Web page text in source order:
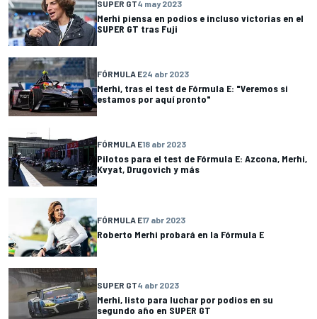
SUPER GT4 may 2023
Merhi piensa en podios e incluso victorias en el
SUPER GT tras Fuji
FÓRMULA E24 abr 2023
Merhi, tras el test de Fórmula E: "Veremos si
estamos por aquí pronto"
FÓRMULA E18 abr 2023
Pilotos para el test de Fórmula E: Azcona, Merhi,
Kvyat, Drugovich y más
FÓRMULA E17 abr 2023
Roberto Merhi probará en la Fórmula E
SUPER GT4 abr 2023
Merhi, listo para luchar por podios en su
segundo año en SUPER GT